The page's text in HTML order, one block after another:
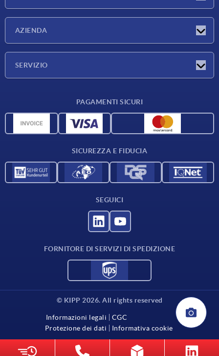
AZIENDA
SERVIZIO
Dati CAD
PAGAMENTI SICURI
SICUREZZA E FIDUCIA
SEGUICI
FORNITORE DI SERVIZI DI SPEDIZIONE
© KIPP 2026. All rights reserved
Informazioni legali
CGC
Protezione dei dati
Informativa cookie